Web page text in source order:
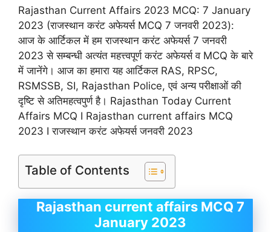
Rajasthan Current Affairs 2023 MCQ: 7 January
2023 (राजस्थान करंट अफेयर्स MCQ 7 जनवरी 2023):
आज के आर्टिकल में हम राजस्थान करंट अफेयर्स 7 जनवरी
2023 से सम्बन्धी अत्यंत महत्त्वपूर्ण करंट अफेयर्स व MCQ के बारे
में जानेंगे। आज का हमारा यह आर्टिकल RAS, RPSC,
RSMSSB, SI, Rajasthan Police, एवं अन्य परीक्षाओं की
दृष्टि से अतिमहत्वपुर्ण है। Rajasthan Today Current
Affairs MCQ I Rajasthan current affairs MCQ
2023 I राजस्थान करंट अफेयर्स जनवरी 2023
Table of Contents
Rajasthan current affairs MCQ 7
January 2023